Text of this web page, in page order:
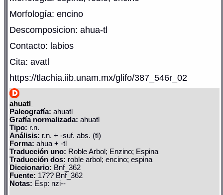
Morfología: encino
Descomposicion: ahua-tl
Contacto: labios
Cita: avatl
https://tlachia.iib.unam.mx/glifo/387_546r_02
ahuatl
Paleografía: ahuatl
Grafía normalizada: ahuatl
Tipo: r.n.
Análisis: r.n. + -suf. abs. (tl)
Forma: ahua + -tl
Traducción uno: Roble Arbol; Enzino; Espina
Traducción dos: roble arbol; encino; espina
Diccionario: Bnf_362
Fuente: 17?? Bnf_362
Notas: Esp: nzi--